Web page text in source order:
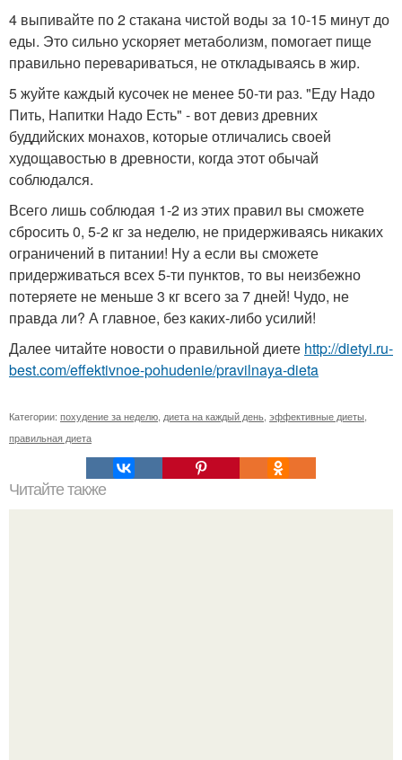
4 выпивайте по 2 стакана чистой воды за 10-15 минут до
еды. Это сильно ускоряет метаболизм, помогает пище
правильно перевариваться, не откладываясь в жир.
5 жуйте каждый кусочек не менее 50-ти раз. "Еду Надо
Пить, Напитки Надо Есть" - вот девиз древних
буддийских монахов, которые отличались своей
худощавостью в древности, когда этот обычай
соблюдался.
Всего лишь соблюдая 1-2 из этих правил вы сможете
сбросить 0, 5-2 кг за неделю, не придерживаясь никаких
ограничений в питании! Ну а если вы сможете
придерживаться всех 5-ти пунктов, то вы неизбежно
потеряете не меньше 3 кг всего за 7 дней! Чудо, не
правда ли? А главное, без каких-либо усилий!
Далее читайте новости о правильной диете http://dietyi.ru-
best.com/effektivnoe-pohudenie/pravilnaya-dieta
Категории: похудение за неделю диета на каждый день эффективные диеты
правильная диета
Читайте также